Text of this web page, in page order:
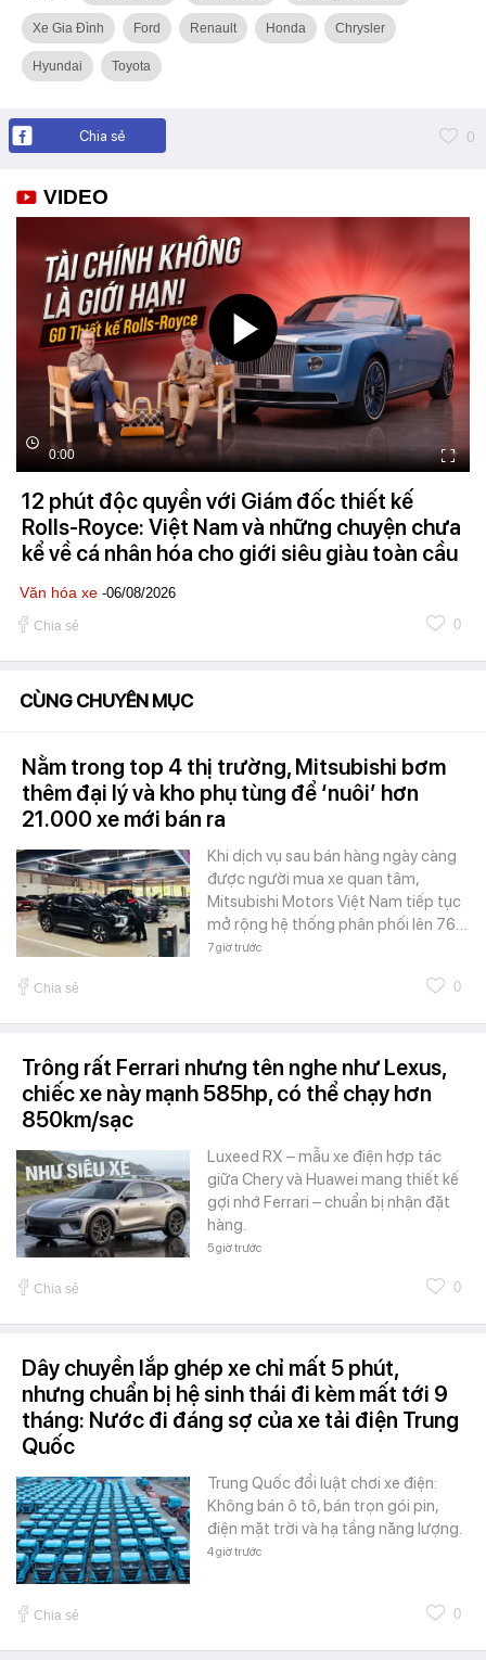
Xe Gia Đình Ford Renault Honda Chrysler
Hyundai Toyota
Chia sẻ 0
VIDEO
0:00
12 phút độc quyền với Giám đốc thiết kế
Rolls-Royce: Việt Nam và những chuyện chưa
kể về cá nhân hóa cho giới siêu giàu toàn cầu
Văn hóa xe -06/08/2026
Chia sẻ 0
CÙNG CHUYÊN MỤC
Nằm trong top 4 thị trường, Mitsubishi bơm
thêm đại lý và kho phụ tùng để ‘nuôi’ hơn
21.000 xe mới bán ra
Khi dịch vụ sau bán hàng ngày càng
được người mua xe quan tâm,
Mitsubishi Motors Việt Nam tiếp tục
mở rộng hệ thống phân phối lên 76…
7 giờ trước
Chia sẻ 0
Trông rất Ferrari nhưng tên nghe như Lexus,
chiếc xe này mạnh 585hp, có thể chạy hơn
850km/sạc
Luxeed RX – mẫu xe điện hợp tác
giữa Chery và Huawei mang thiết kế
gợi nhớ Ferrari – chuẩn bị nhận đặt
hàng.
5 giờ trước
Chia sẻ 0
Dây chuyền lắp ghép xe chỉ mất 5 phút,
nhưng chuẩn bị hệ sinh thái đi kèm mất tới 9
tháng: Nước đi đáng sợ của xe tải điện Trung
Quốc
Trung Quốc đổi luật chơi xe điện:
Không bán ô tô, bán trọn gói pin,
điện mặt trời và hạ tầng năng lượng.
4 giờ trước
Chia sẻ 0